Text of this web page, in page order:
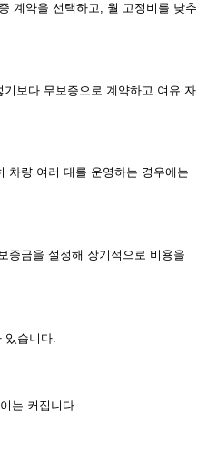
계약을 선택하고, 월 고정비를 낮추
보다 무보증으로 계약하고 여유 자
차량 여러 대를 운영하는 경우에는
증금을 설정해 장기적으로 비용을
습니다.
는 커집니다.